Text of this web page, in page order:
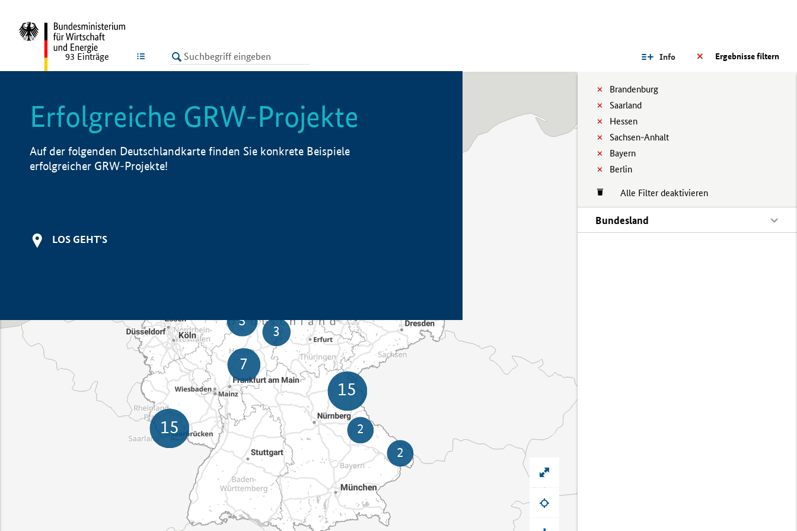
LISTE Ergebnisse filtern
Info
Brandenburg
Saarland
Hessen
Sachsen-Anhalt
Bayern
Berlin
Alle Filter deaktivieren
Bundesland
93 Einträge
Erfolgreiche GRW-Projekte
Auf der folgenden Deutschlandkarte finden Sie konkrete Beispiele
erfolgreicher GRW-Projekte!
LOS GEHT'S